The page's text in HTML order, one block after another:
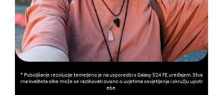
rna kvaliteta slike može se razlikovati ovisno o uvjetima osvjetljenja i okružju upotr
ebe.